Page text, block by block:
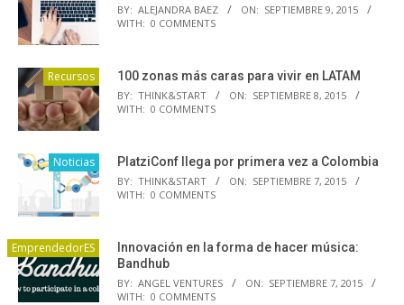
BY: ALEJANDRA BAEZ ON: SEPTIEMBRE 9, 2015
WITH: 0 COMMENTS
Recursos 100 zonas más caras para vivir en LATAM
BY: THINK&START ON: SEPTIEMBRE 8, 2015
WITH: 0 COMMENTS
Noticias PlatziConf llega por primera vez a Colombia
BY: THINK&START ON: SEPTIEMBRE 7, 2015
WITH: 0 COMMENTS
EmprendedorES
Innovación en la forma de hacer música:
Bandhub
BY: ANGEL VENTURES ON: SEPTIEMBRE 7, 2015
WITH: 0 COMMENTS